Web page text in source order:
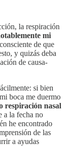
la respiración
mi
de que
y quizás deba
de causa-
si bien
boca me duermo
respiración nasal
a la fecha no
he encontrado
de las
a ayudas